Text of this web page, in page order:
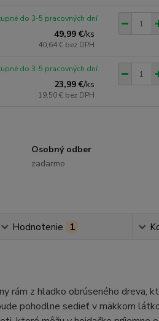
49,99 €/ks
40,64 € bez DPH
do 3-5 pracovných dní
23,99 €/ks
19,50 € bez DPH
do 3-5 pracovných dní
Osobný odber
zadarmo
Hodnotenie 1
rám z hladko obrúseného dreva,
pohodlne sedieť v mäkkom